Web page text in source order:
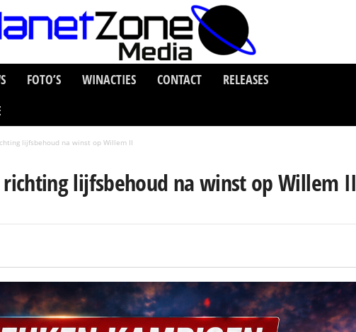
FOTO’S WINACTIES CONTACT
RELEASES
lijfsbehoud na winst op Willem II
richting lijfsbehoud na winst op Willem II